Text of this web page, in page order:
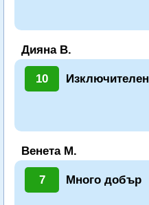
Дияна В.
10 Изключителен
Венета М.
7 Много добър